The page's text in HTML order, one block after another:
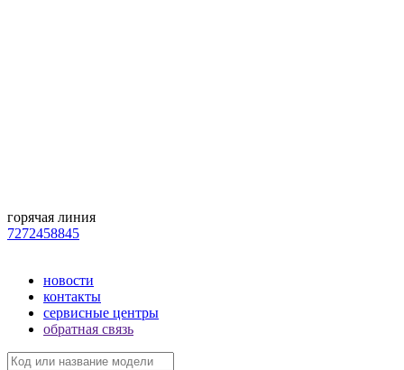
горячая линия
7272458845
новости
контакты
сервисные центры
обратная связь